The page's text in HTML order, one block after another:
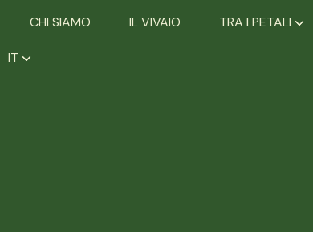
CHI SIAMO IL VIVAIO TRA I PETALI
IT